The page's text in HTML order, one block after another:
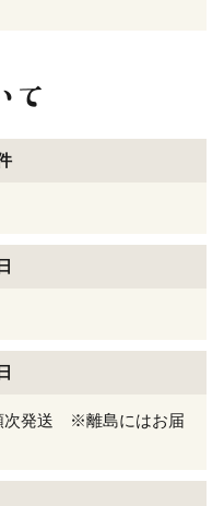
次発送 ※離島にはお届